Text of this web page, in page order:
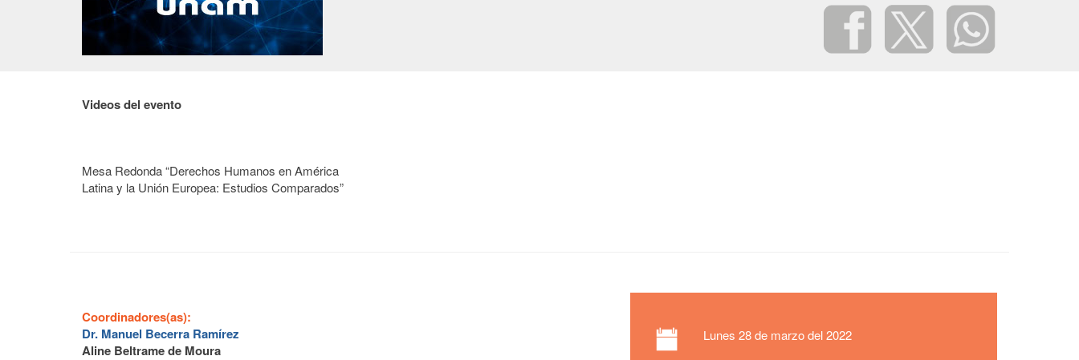
Videos del evento
Mesa Redonda “Derechos Humanos en América
Latina y la Unión Europea: Estudios Comparados”
Coordinadores(as):
Dr. Manuel Becerra Ramírez
Aline Beltrame de Moura
Lunes 28 de marzo del 2022